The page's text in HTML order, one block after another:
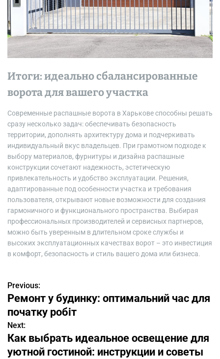
Итоги: идеально сбалансированные
ворота для вашего участка
Современные распашные ворота в Харькове способны решать
сразу несколько задач: обеспечивать безопасность
территории, дополнять архитектуру дома и подчеркивать
индивидуальный вкус владельцев. При грамотном подходе к
выбору материалов, фурнитуры и дизайна распашные
конструкции сочетают надежность, эстетическую
привлекательность и удобство эксплуатации. Решения,
адаптированные под особенности участка и требования
пользователя, открывают новые возможности для создания
гармоничного и функционального пространства. Выбирая
профессиональных производителей и сервисных партнеров,
можно быть уверенным в длительном сроке службы и
высоких эксплуатационных качествах ворот – это инвестиция
в комфорт, безопасность и стиль вашего дома или бизнеса.
Н
а
в
и
Previous:
Ремонт у будинку: оптимальний час для
початку робіт
Next:
Как выбрать идеальное освещение для
уютной гостиной: инструкции и советы